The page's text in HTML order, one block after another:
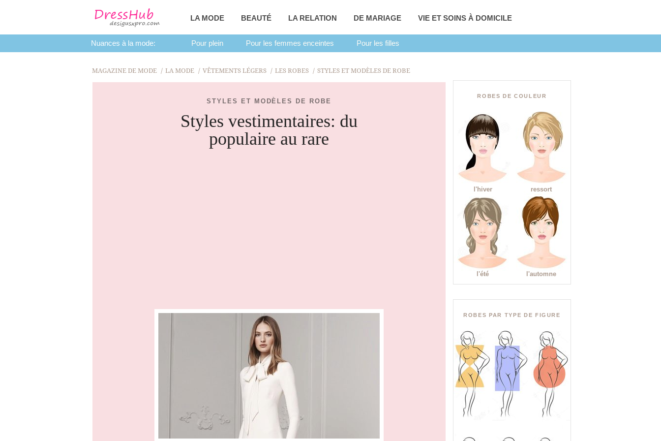
LA MODE BEAUTÉ LA RELATION DE MARIAGE VIE ET SOINS À DOMICILE
Nuances à la mode: Pour plein Pour les femmes enceintes Pour les filles
MAGAZINE DE MODE LA MODE VÊTEMENTS LÉGERS LES ROBES STYLES ET MODÈLES DE ROBE
STYLES ET MODÈLES DE ROBE
Styles vestimentaires: du
populaire au rare
ROBES DE COULEUR
l'hiver ressort
l'été l'automne
ROBES PAR TYPE DE FIGURE